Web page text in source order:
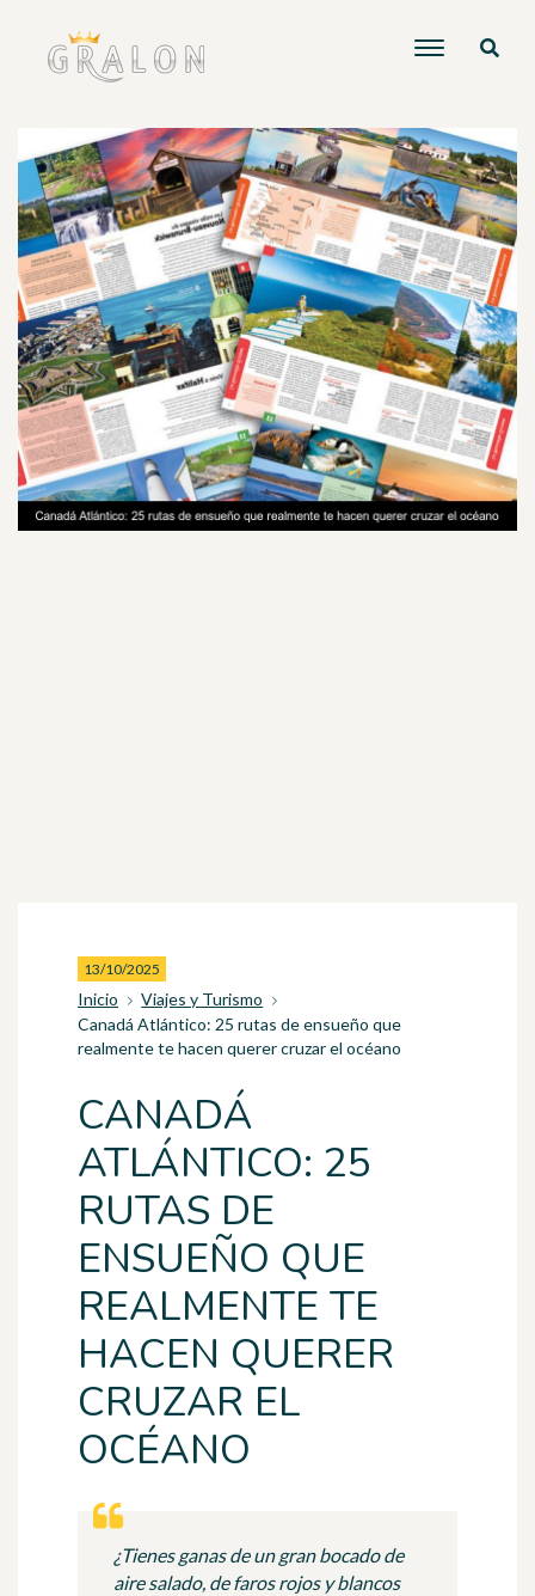
13/10/2025
Inicio
Viajes y Turismo
Canadá Atlántico: 25 rutas de ensueño que
realmente te hacen querer cruzar el océano
CANADÁ
ATLÁNTICO: 25
RUTAS DE
ENSUEÑO QUE
REALMENTE TE
HACEN QUERER
CRUZAR EL
OCÉANO
¿Tienes ganas de un gran bocado de
aire salado, de faros rojos y blancos